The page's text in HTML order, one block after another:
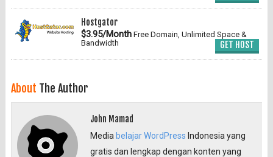
Hostgator
$3.95/MonthFree Domain, Unlimited Space &
Bandwidth
GET HOST
About The Author
John Mamad
Mediabelajar WordPress Indonesia yang
gratis dan lengkap dengan konten yang